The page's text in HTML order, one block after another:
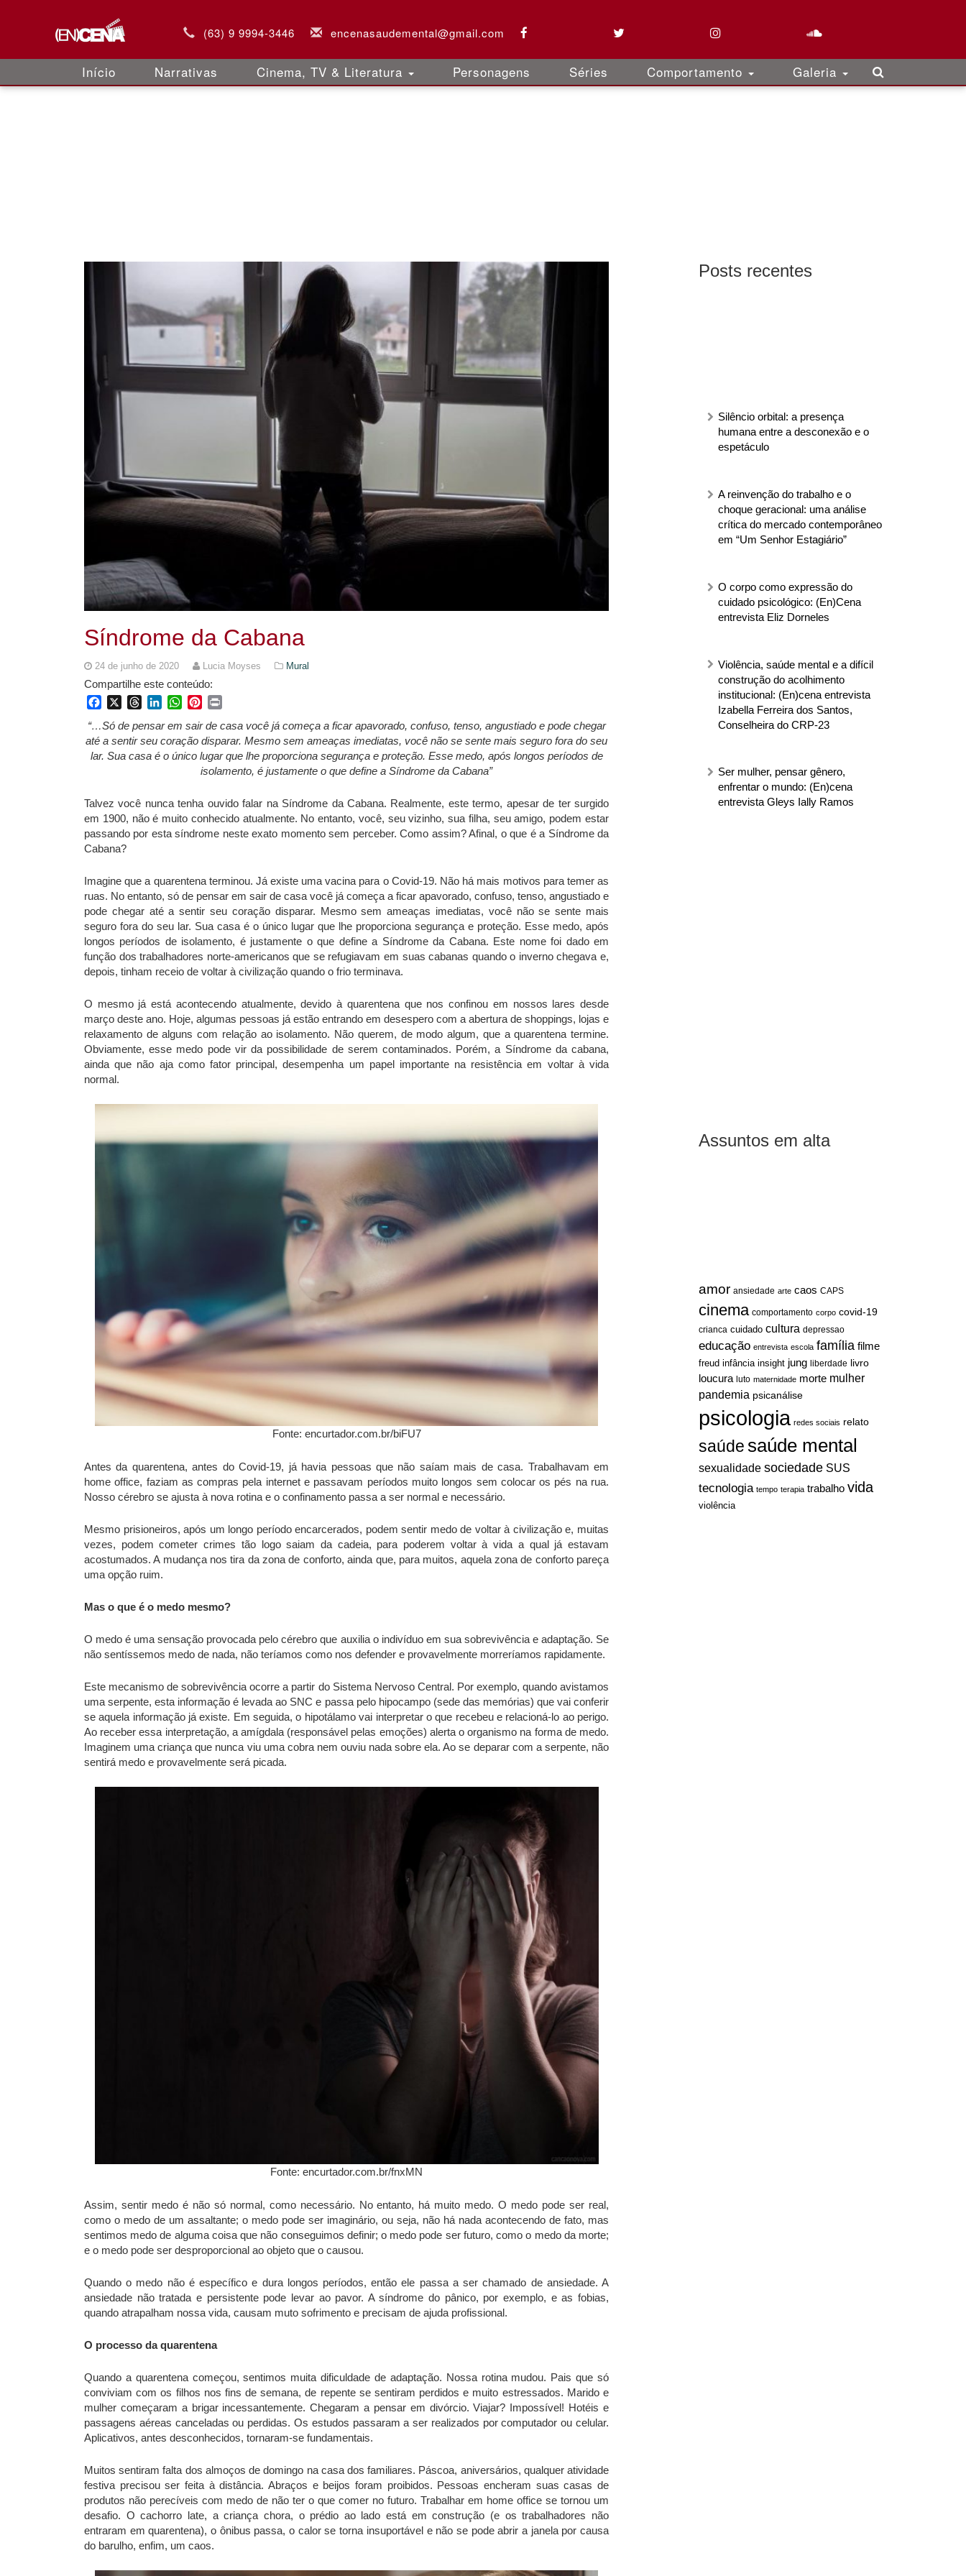
(63) 9 9994-3446 encenasaudemental@gmail.com
Início Narrativas Cinema, TV & Literatura Personagens Séries Comportamento Galeria
Posts recentes
Silêncio orbital: a presença
humana entre a desconexão e o
espetáculo
A reinvenção do trabalho e o
choque geracional: uma análise
crítica do mercado contemporâneo
em “Um Senhor Estagiário”
O corpo como expressão do
cuidado psicológico: (En)Cena
entrevista Eliz Dorneles
Violência, saúde mental e a difícil
construção do acolhimento
institucional: (En)cena entrevista
Izabella Ferreira dos Santos,
Conselheira do CRP-23
Ser mulher, pensar gênero,
enfrentar o mundo: (En)cena
entrevista Gleys Ially Ramos
Assuntos em alta
amor ansiedade arte caos CAPS
cinema comportamento corpo covid-19
crianca cuidado cultura depressao
educação entrevista escola família filme
freud infância insight jung liberdade livro
loucura luto maternidade morte mulher
pandemia psicanálise
psicologia redes sociais relato
saúdesaúde mental
sexualidade sociedade SUS
tecnologia tempo terapia trabalho vida
violência
Síndrome da Cabana
24 de junho de 2020 Lucia Moyses Mural
Compartilhe este conteúdo:
FacebookThreadsLinkedInWhatsApp
Pinterest
“…Só de pensar em sair de casa você já começa a ficar apavorado, confuso, tenso, angustiado e pode chegar
até a sentir seu coração disparar. Mesmo sem ameaças imediatas, você não se sente mais seguro fora do seu
lar. Sua casa é o único lugar que lhe proporciona segurança e proteção. Esse medo, após longos períodos de
isolamento, é justamente o que define a Síndrome da Cabana”
Talvez você nunca tenha ouvido falar na Síndrome da Cabana. Realmente, este termo, apesar de ter surgido
em 1900, não é muito conhecido atualmente. No entanto, você, seu vizinho, sua filha, seu amigo, podem estar
passando por esta síndrome neste exato momento sem perceber. Como assim? Afinal, o que é a Síndrome da
Cabana?
Imagine que a quarentena terminou. Já existe uma vacina para o Covid-19. Não há mais motivos para temer as
ruas. No entanto, só de pensar em sair de casa você já começa a ficar apavorado, confuso, tenso, angustiado e
pode chegar até a sentir seu coração disparar. Mesmo sem ameaças imediatas, você não se sente mais
seguro fora do seu lar. Sua casa é o único lugar que lhe proporciona segurança e proteção. Esse medo, após
longos períodos de isolamento, é justamente o que define a Síndrome da Cabana. Este nome foi dado em
função dos trabalhadores norte-americanos que se refugiavam em suas cabanas quando o inverno chegava e,
depois, tinham receio de voltar à civilização quando o frio terminava.
O mesmo já está acontecendo atualmente, devido à quarentena que nos confinou em nossos lares desde
março deste ano. Hoje, algumas pessoas já estão entrando em desespero com a abertura de shoppings, lojas e
relaxamento de alguns com relação ao isolamento. Não querem, de modo algum, que a quarentena termine.
Obviamente, esse medo pode vir da possibilidade de serem contaminados. Porém, a Síndrome da cabana,
ainda que não aja como fator principal, desempenha um papel importante na resistência em voltar à vida
normal.
Fonte: encurtador.com.br/biFU7
Antes da quarentena, antes do Covid-19, já havia pessoas que não saíam mais de casa. Trabalhavam em
home office, faziam as compras pela internet e passavam períodos muito longos sem colocar os pés na rua.
Nosso cérebro se ajusta à nova rotina e o confinamento passa a ser normal e necessário.
Mesmo prisioneiros, após um longo período encarcerados, podem sentir medo de voltar à civilização e, muitas
vezes, podem cometer crimes tão logo saiam da cadeia, para poderem voltar à vida a qual já estavam
acostumados. A mudança nos tira da zona de conforto, ainda que, para muitos, aquela zona de conforto pareça
uma opção ruim.
Mas o que é o medo mesmo?
O medo é uma sensação provocada pelo cérebro que auxilia o indivíduo em sua sobrevivência e adaptação. Se
não sentíssemos medo de nada, não teríamos como nos defender e provavelmente morreríamos rapidamente.
Este mecanismo de sobrevivência ocorre a partir do Sistema Nervoso Central. Por exemplo, quando avistamos
uma serpente, esta informação é levada ao SNC e passa pelo hipocampo (sede das memórias) que vai conferir
se aquela informação já existe. Em seguida, o hipotálamo vai interpretar o que recebeu e relacioná-lo ao perigo.
Ao receber essa interpretação, a amígdala (responsável pelas emoções) alerta o organismo na forma de medo.
Imaginem uma criança que nunca viu uma cobra nem ouviu nada sobre ela. Ao se deparar com a serpente, não
sentirá medo e provavelmente será picada.
Fonte: encurtador.com.br/fnxMN
Assim, sentir medo é não só normal, como necessário. No entanto, há muito medo. O medo pode ser real,
como o medo de um assaltante; o medo pode ser imaginário, ou seja, não há nada acontecendo de fato, mas
sentimos medo de alguma coisa que não conseguimos definir; o medo pode ser futuro, como o medo da morte;
e o medo pode ser desproporcional ao objeto que o causou.
Quando o medo não é específico e dura longos períodos, então ele passa a ser chamado de ansiedade. A
ansiedade não tratada e persistente pode levar ao pavor. A síndrome do pânico, por exemplo, e as fobias,
quando atrapalham nossa vida, causam muto sofrimento e precisam de ajuda profissional.
O processo da quarentena
Quando a quarentena começou, sentimos muita dificuldade de adaptação. Nossa rotina mudou. Pais que só
conviviam com os filhos nos fins de semana, de repente se sentiram perdidos e muito estressados. Marido e
mulher começaram a brigar incessantemente. Chegaram a pensar em divórcio. Viajar? Impossível! Hotéis e
passagens aéreas canceladas ou perdidas. Os estudos passaram a ser realizados por computador ou celular.
Aplicativos, antes desconhecidos, tornaram-se fundamentais.
Muitos sentiram falta dos almoços de domingo na casa dos familiares. Páscoa, aniversários, qualquer atividade
festiva precisou ser feita à distância. Abraços e beijos foram proibidos. Pessoas encheram suas casas de
produtos não perecíveis com medo de não ter o que comer no futuro. Trabalhar em home office se tornou um
desafio. O cachorro late, a criança chora, o prédio ao lado está em construção (e os trabalhadores não
entraram em quarentena), o ônibus passa, o calor se torna insuportável e não se pode abrir a janela por causa
do barulho, enfim, um caos.